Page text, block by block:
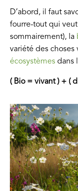
D’abord, il faut
fourre-tout qui
sommairement), la
variété des choses
écosystèmes dans
( Bio = vivant ) + (